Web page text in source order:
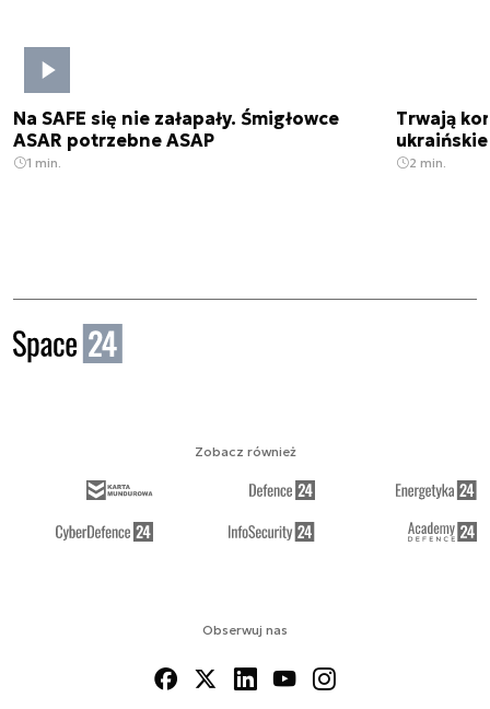
Na SAFE się nie załapały. Śmigłowce
ASAR potrzebne ASAP
1 min.
Trwają
2 min.
Obserwuj nas
Zobacz również